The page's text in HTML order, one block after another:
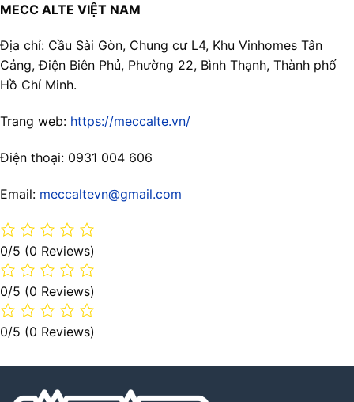
MECC ALTE VIỆT NAM
Địa chỉ: Cầu Sài Gòn, Chung cư L4, Khu Vinhomes Tân
Cảng, Điện Biên Phủ, Phường 22, Bình Thạnh, Thành phố
Hồ Chí Minh.
Trang web: https://meccalte.vn/
Điện thoại: 0931 004 606
Email: meccaltevn@gmail.com
0/5 (0 Reviews)
0/5 (0 Reviews)
0/5 (0 Reviews)